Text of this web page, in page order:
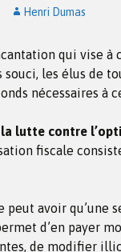
Henri Dumas
qui vise à
souci, les élus de
nécessaires à
la lutte contre
fiscale
peut avoir qu’une
d’en payer
de modifier